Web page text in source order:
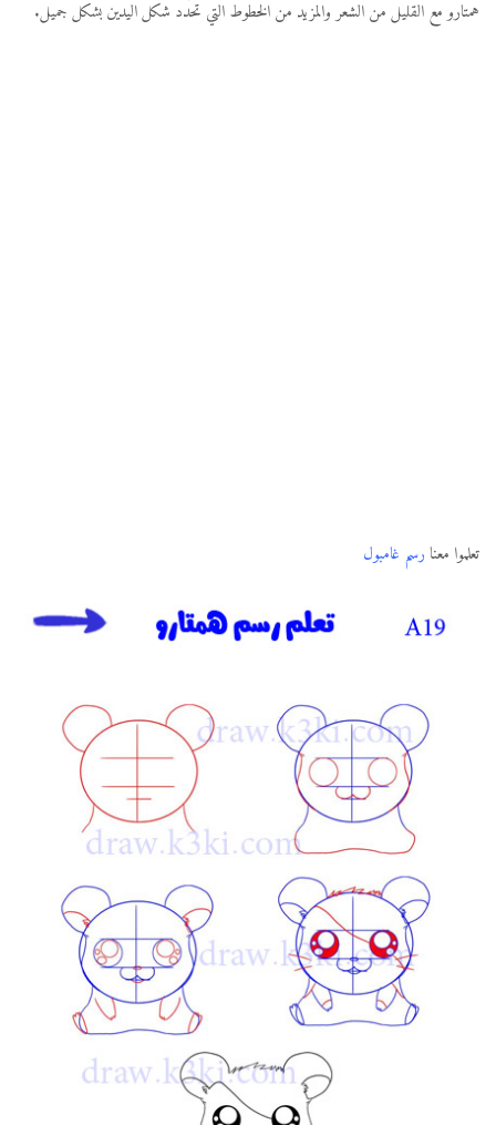
همتارو مع القليل من الشعر والمزيد من الخطوط التي تحدد شكل اليدين بشكل جميل.
تعلموا معنارسم غامبول